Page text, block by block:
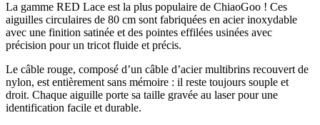
La gamme RED Lace est la plus populaire de ChiaoGoo ! Ces
aiguilles circulaires de 80 cm sont fabriquées en acier inoxydable
avec une finition satinée et des pointes effilées usinées avec
précision pour un tricot fluide et précis.
Le câble rouge, composé d’un câble d’acier multibrins recouvert de
nylon, est entièrement sans mémoire : il reste toujours souple et
droit. Chaque aiguille porte sa taille gravée au laser pour une
identification facile et durable.